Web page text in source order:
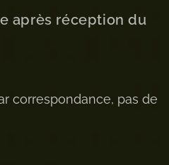
après réception du
correspondance, pas de